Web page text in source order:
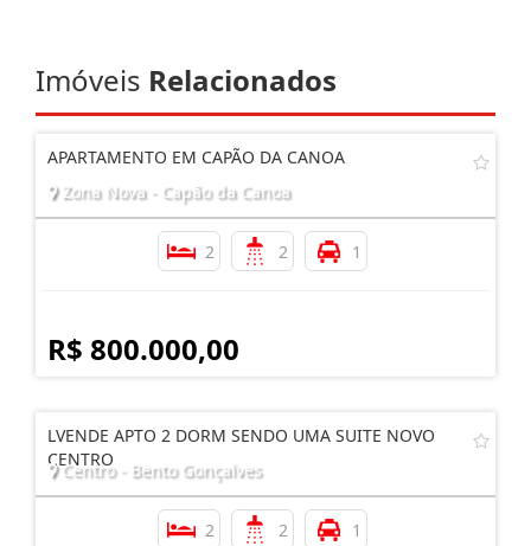
Imóveis Relacionados
APARTAMENTO EM CAPÃO DA CANOA
Zona Nova - Capão da Canoa
2 2 1
R$ 800.000,00
LVENDE APTO 2 DORM SENDO UMA SUITE NOVO
CENTRO
Centro - Bento Gonçalves
2 2 1